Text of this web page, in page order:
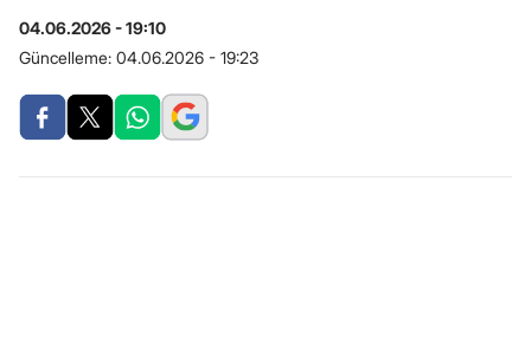
04.06.2026 - 19:10
Güncelleme: 04.06.2026 - 19:23